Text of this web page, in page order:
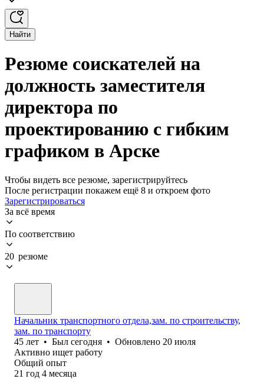
Найти
Резюме соискателей на
должность заместителя
директора по
проектированию с гибким
графиком в Арске
Чтобы видеть все резюме, зарегистрируйтесь
После регистрации покажем ещё 8 и откроем фото
Зарегистрироваться
За всё время
По соответствию
20 резюме
Начальник транспортного отдела,зам. по строительству,
зам. по транспорту
45 лет • Был сегодня • Обновлено 20 июля
Активно ищет работу
Общий опыт
21 год 4 месяца